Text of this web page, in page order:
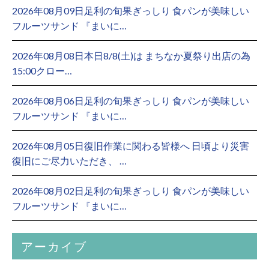
2026年08月09日足利の旬果ぎっしり 食パンが美味しい
フルーツサンド 『まいに…
2026年08月08日本日8/8(土)は まちなか夏祭り出店の為
15:00クロー…
2026年08月06日足利の旬果ぎっしり 食パンが美味しい
フルーツサンド 『まいに…
2026年08月05日復旧作業に関わる皆様へ 日頃より災害
復旧にご尽力いただき、 …
2026年08月02日足利の旬果ぎっしり 食パンが美味しい
フルーツサンド 『まいに…
アーカイブ